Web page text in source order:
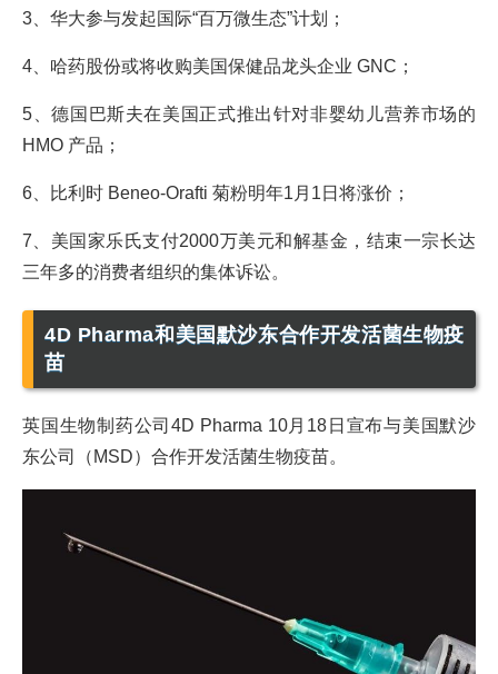
3、华大参与发起国际“百万微生态”计划；
4、哈药股份或将收购美国保健品龙头企业 GNC；
5、德国巴斯夫在美国正式推出针对非婴幼儿营养市场的
HMO 产品；
6、比利时 Beneo-Orafti 菊粉明年1月1日将涨价；
7、美国家乐氏支付2000万美元和解基金，结束一宗长达
三年多的消费者组织的集体诉讼。
4D Pharma和美国默沙东合作开发活菌生物疫
苗
英国生物制药公司4D Pharma 10月18日宣布与美国默沙
东公司（MSD）合作开发活菌生物疫苗。